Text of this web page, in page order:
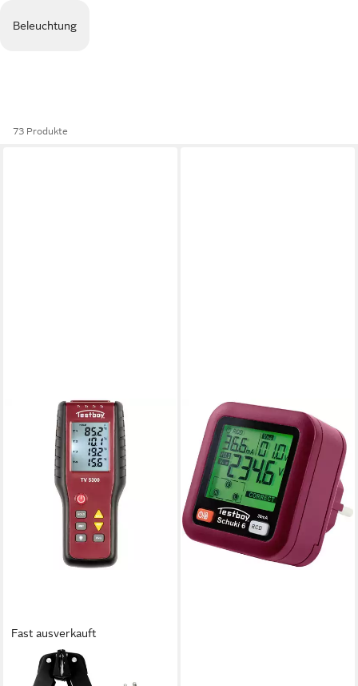
Beleuchtung
73 Produkte
Fast ausverkauft
TESTBOY
Außentemperaturanzeige
TESTBOY
Spannungsprüfer Testavit
Schuki 6 Steckdosentester
61610000
ab 32,21 €
lieferbar - in 2-3 Werktagen bei dir